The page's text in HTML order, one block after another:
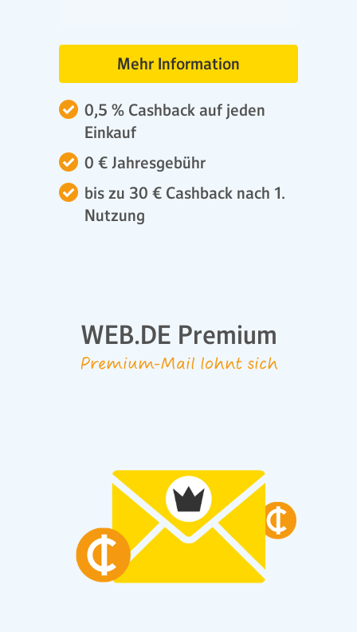
0,5 % Cashback auf jeden
Einkauf
0 € Jahresgebühr
bis zu 30 € Cashback nach 1.
Nutzung
Mehr Information
WEB.DE Premium
Premium-Mail lohnt sich